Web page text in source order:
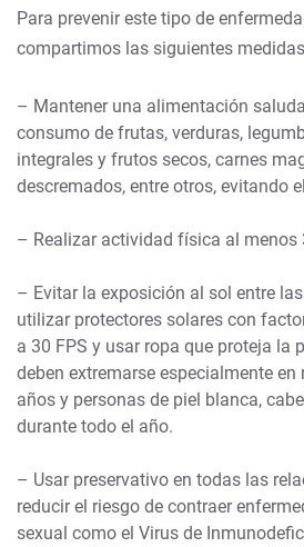
Para prevenir este tipo de
compartimos las siguientes
– Mantener una alimentación
consumo de frutas, verduras,
integrales y frutos secos, carnes
descremados, entre otros, evitando
– Realizar actividad física al menos
– Evitar la exposición al sol entre
utilizar protectores solares con
a 30 FPS y usar ropa que proteja la
deben extremarse especialmente en
años y personas de piel blanca,
durante todo el año.
– Usar preservativo en todas las
reducir el riesgo de contraer
sexual como el Virus de